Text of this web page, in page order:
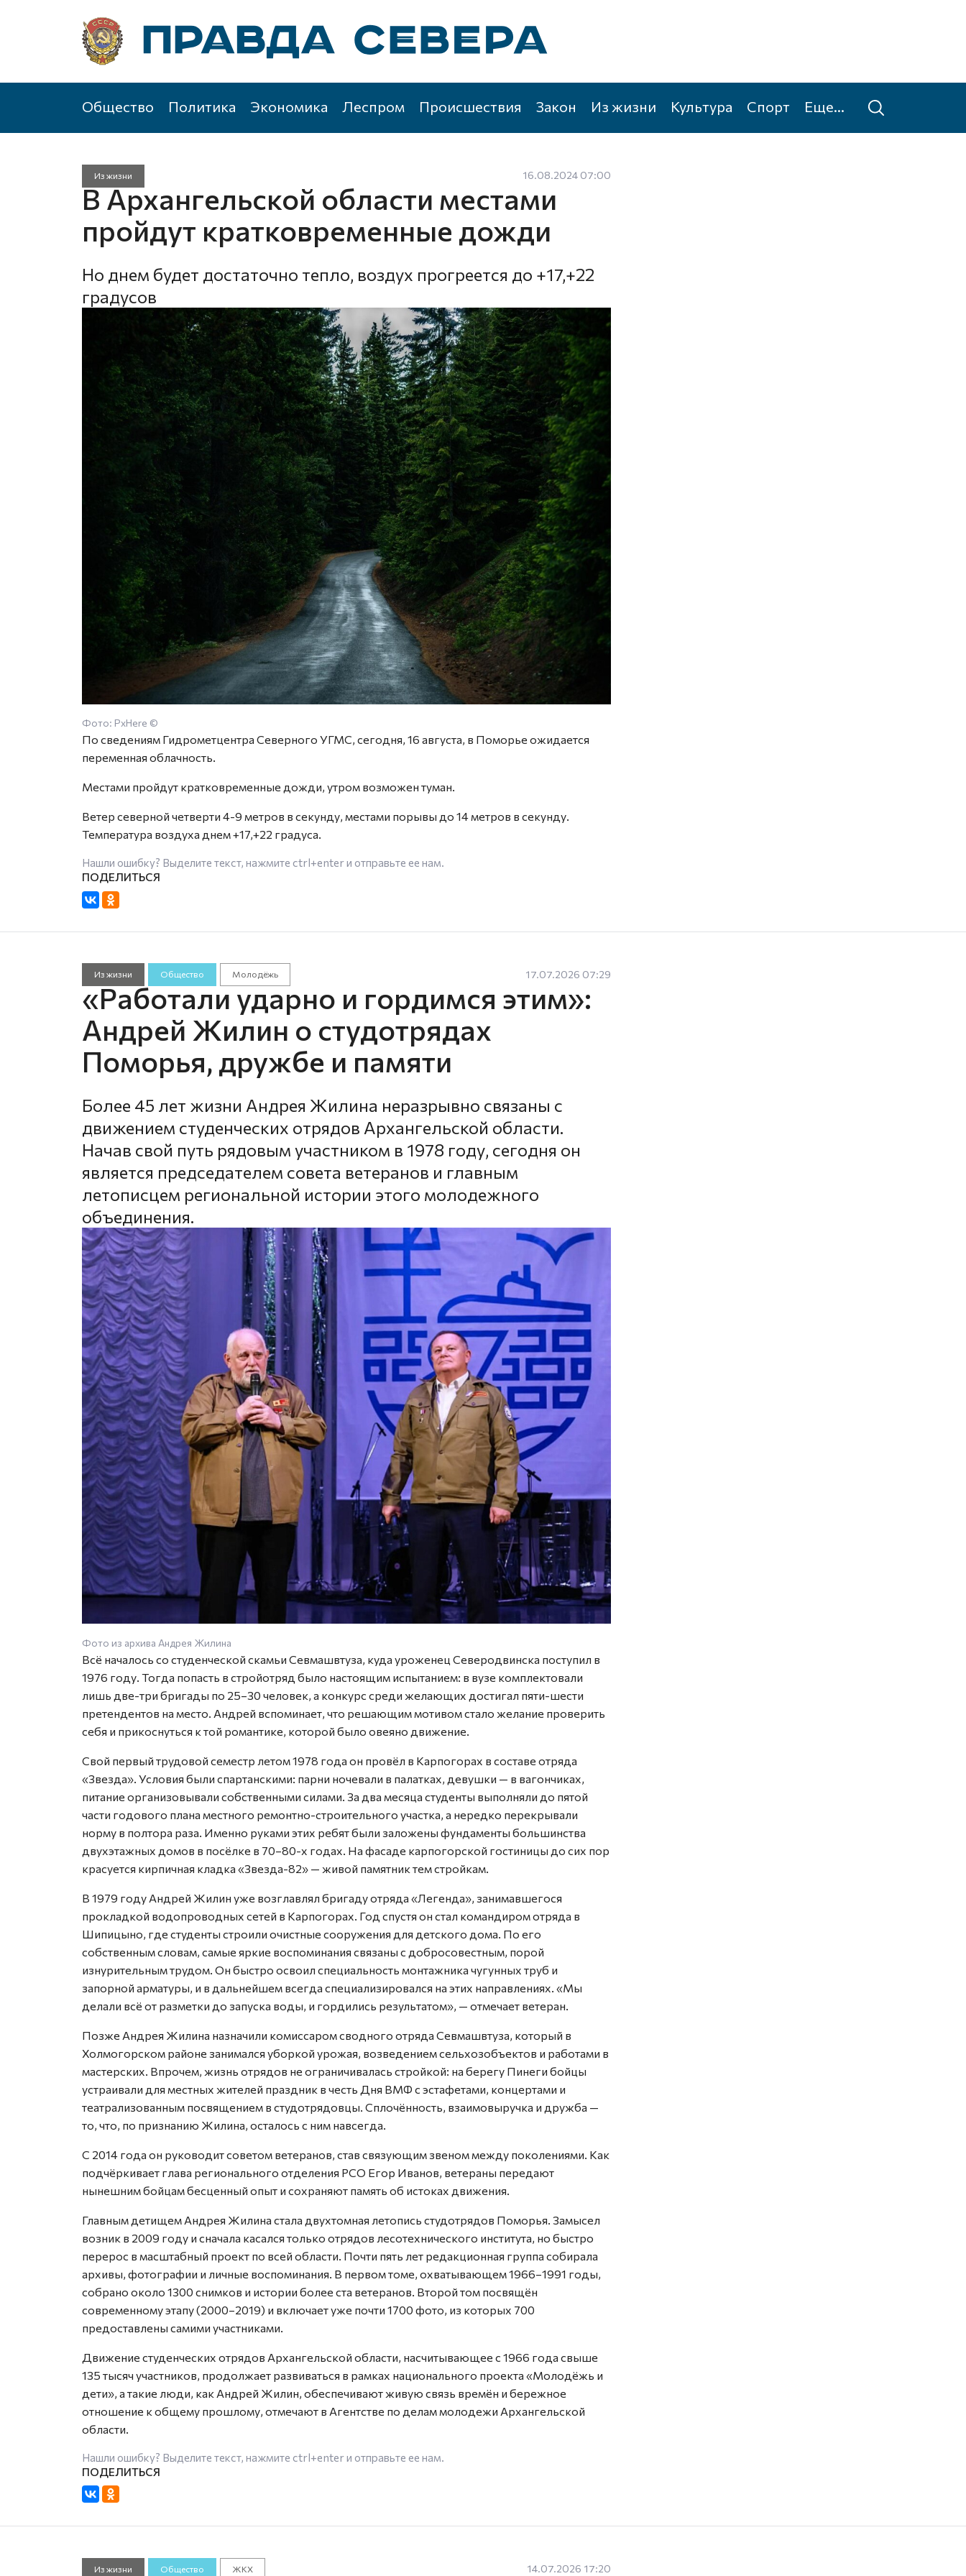
Общество Политика Экономика Леспром Происшествия Закон Из жизни Культура Спорт Еще...
Из жизни 16.08.2024 07:00
В Архангельской области местами
пройдут кратковременные дожди
Но днем будет достаточно тепло, воздух прогреется до +17,+22
градусов
Фото: PxHere ©
По сведениям Гидрометцентра Северного УГМС, сегодня, 16 августа, в Поморье ожидается
переменная облачность.
Местами пройдут кратковременные дожди, утром возможен туман.
Ветер северной четверти 4-9 метров в секунду, местами порывы до 14 метров в секунду.
Температура воздуха днем +17,+22 градуса.
Нашли ошибку? Выделите текст, нажмите ctrl+enterи отправьте ее нам.
Из жизни Общество Молодёжь 17.07.2026 07:29
«Работали ударно и гордимся этим»:
Андрей Жилин о студотрядах
Поморья, дружбе и памяти
Более 45 лет жизни Андрея Жилина неразрывно связаны с
движением студенческих отрядов Архангельской области.
Начав свой путь рядовым участником в 1978 году, сегодня он
является председателем совета ветеранов и главным
летописцем региональной истории этого молодежного
объединения.
Фото из архива Андрея Жилина
Всё началось со студенческой скамьи Севмашвтуза, куда уроженец Северодвинска поступил в
1976 году. Тогда попасть в стройотряд было настоящим испытанием: в вузе комплектовали
лишь две-три бригады по 25–30 человек, а конкурс среди желающих достигал пяти-шести
претендентов на место. Андрей вспоминает, что решающим мотивом стало желание проверить
себя и прикоснуться к той романтике, которой было овеяно движение.
Свой первый трудовой семестр летом 1978 года он провёл в Карпогорах в составе отряда
«Звезда». Условия были спартанскими: парни ночевали в палатках, девушки — в вагончиках,
питание организовывали собственными силами. За два месяца студенты выполняли до пятой
части годового плана местного ремонтно-строительного участка, а нередко перекрывали
норму в полтора раза. Именно руками этих ребят были заложены фундаменты большинства
двухэтажных домов в посёлке в 70–80-х годах. На фасаде карпогорской гостиницы до сих пор
красуется кирпичная кладка «Звезда-82» — живой памятник тем стройкам.
В 1979 году Андрей Жилин уже возглавлял бригаду отряда «Легенда», занимавшегося
прокладкой водопроводных сетей в Карпогорах. Год спустя он стал командиром отряда в
Шипицыно, где студенты строили очистные сооружения для детского дома. По его
собственным словам, самые яркие воспоминания связаны с добросовестным, порой
изнурительным трудом. Он быстро освоил специальность монтажника чугунных труб и
запорной арматуры, и в дальнейшем всегда специализировался на этих направлениях. «Мы
делали всё от разметки до запуска воды, и гордились результатом», — отмечает ветеран.
Позже Андрея Жилина назначили комиссаром сводного отряда Севмашвтуза, который в
Холмогорском районе занимался уборкой урожая, возведением сельхозобъектов и работами в
мастерских. Впрочем, жизнь отрядов не ограничивалась стройкой: на берегу Пинеги бойцы
устраивали для местных жителей праздник в честь Дня ВМФ с эстафетами, концертами и
театрализованным посвящением в студотрядовцы. Сплочённость, взаимовыручка и дружба —
то, что, по признанию Жилина, осталось с ним навсегда.
С 2014 года он руководит советом ветеранов, став связующим звеном между поколениями. Как
подчёркивает глава регионального отделения РСО Егор Иванов, ветераны передают
нынешним бойцам бесценный опыт и сохраняют память об истоках движения.
Главным детищем Андрея Жилина стала двухтомная летопись студотрядов Поморья. Замысел
возник в 2009 году и сначала касался только отрядов лесотехнического института, но быстро
перерос в масштабный проект по всей области. Почти пять лет редакционная группа собирала
архивы, фотографии и личные воспоминания. В первом томе, охватывающем 1966–1991 годы,
собрано около 1300 снимков и истории более ста ветеранов. Второй том посвящён
современному этапу (2000–2019) и включает уже почти 1700 фото, из которых 700
предоставлены самими участниками.
Движение студенческих отрядов Архангельской области, насчитывающее с 1966 года свыше
135 тысяч участников, продолжает развиваться в рамках национального проекта «Молодёжь и
дети», а такие люди, как Андрей Жилин, обеспечивают живую связь времён и бережное
отношение к общему прошлому, отмечают в Агентстве по делам молодежи Архангельской
области.
Нашли ошибку? Выделите текст, нажмите ctrl+enterи отправьте ее нам.
Из жизни Общество ЖКХ 14.07.2026 17:20